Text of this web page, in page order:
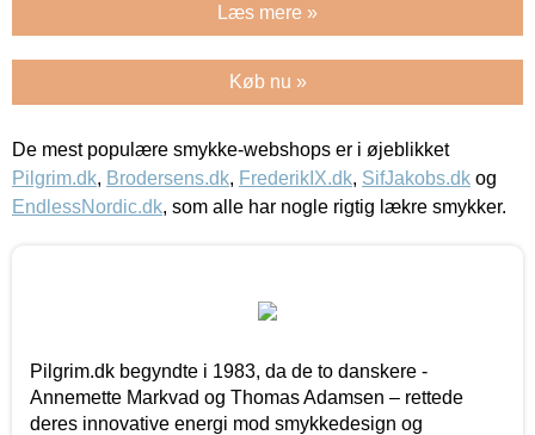
Læs mere »
Køb nu »
De mest populære smykke-webshops er i øjeblikket
Pilgrim.dk, Brodersens.dk, FrederikIX.dk, SifJakobs.dk og
EndlessNordic.dk, som alle har nogle rigtig lækre smykker.
Pilgrim.dk begyndte i 1983, da de to danskere -
Annemette Markvad og Thomas Adamsen – rettede
deres innovative energi mod smykkedesign og